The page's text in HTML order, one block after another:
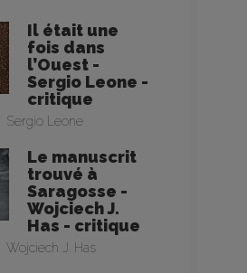
Il était une
fois dans
l’Ouest -
Sergio Leone -
critique
Sergio Leone
Le manuscrit
trouvé à
Saragosse -
Wojciech J.
Has - critique
Wojciech J. Has